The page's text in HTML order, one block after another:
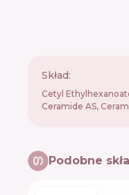
Skład:
Cetyl
Ceramide AS,
Podobne